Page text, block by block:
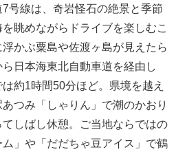
号線は、奇岩怪石の絶景と季節
眺めながらドライブを楽しむこ
かぶ粟島や佐渡ヶ島が見えたら
日本海東北自動車道を経由し
約1時間50分ほど。県境を越え
つみ「しゃりん」で潮のかおり
しばし休憩。ご当地ならではの
ム」や「だだちゃ豆アイス」で鶴